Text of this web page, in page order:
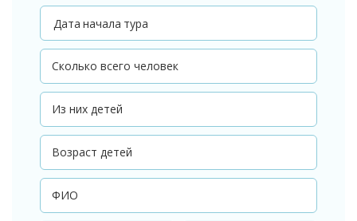
Дата начала тура